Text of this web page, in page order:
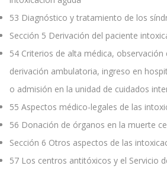
53 Diagnóstico y tratamiento de los
Sección 5 Derivación del paciente
54 Criterios de alta médica, observación
derivación ambulatoria, ingreso en
o admisión en la unidad de cuidados
55 Aspectos médico-legales de las
56 Donación de órganos en la muerte
Sección 6 Otros aspectos de las
57 Los centros antitóxicos y el Servicio